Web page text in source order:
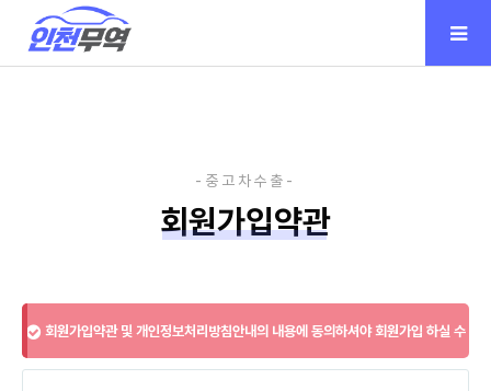
회원가입약관
회원가입약관 및 개인정보처리방침안내의 내용에 동의하셔야 회원가입 하실 수